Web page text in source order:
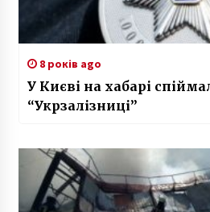
8 років ago
У Києві на хабарі
“Укрзалізниці”